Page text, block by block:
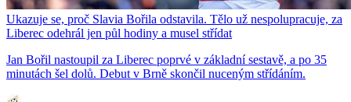
Ukazuje se, proč Slavia Bořila odstavila. Tělo už nespolupracuje, za
Liberec odehrál jen půl hodiny a musel střídat
Jan Bořil nastoupil za Liberec poprvé v základní sestavě, a po 35
minutách šel dolů. Debut v Brně skončil nuceným střídáním.